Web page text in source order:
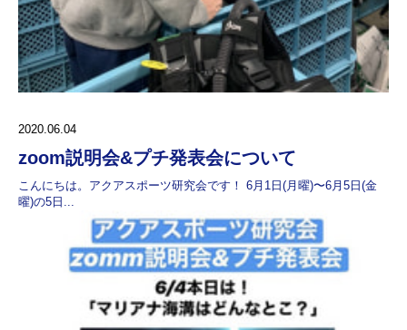
2020.06.04
zoom説明会&プチ発表会について
こんにちは。アクアスポーツ研究会です！ 6月1日(月曜)〜6月5日(金
曜)の5日...